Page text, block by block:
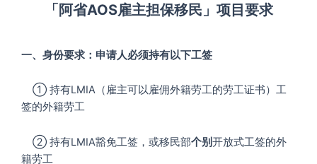
「阿省AOS雇主担保移民」项目要求
一、身份要求：申请人必须持有以下工签
① 持有LMIA（雇主可以雇佣外籍劳工的劳工证书）工
签的外籍劳工
② 持有LMIA豁免工签，或移民部个别开放式工签的外
籍劳工